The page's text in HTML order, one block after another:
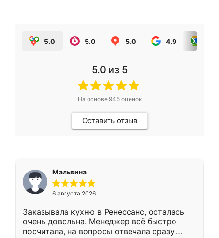
5.0 5.0 5.0 4.9
5.0 из 5
На основе 945оценок
Оставить отзыв
Мальвина
6 августа 2026
Заказывала кухню в Ренессанс, осталась
очень довольна. Менеджер всё быстро
посчитала, на вопросы отвечала сразу.